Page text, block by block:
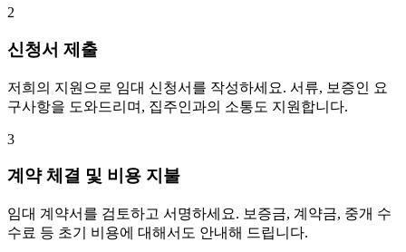
2
신청서 제출
저희의 지원으로 임대 신청서를 작성하세요. 서류, 보증인 요
구사항을 도와드리며, 집주인과의 소통도 지원합니다.
3
계약 체결 및 비용 지불
임대 계약서를 검토하고 서명하세요. 보증금, 계약금, 중개 수
수료 등 초기 비용에 대해서도 안내해 드립니다.